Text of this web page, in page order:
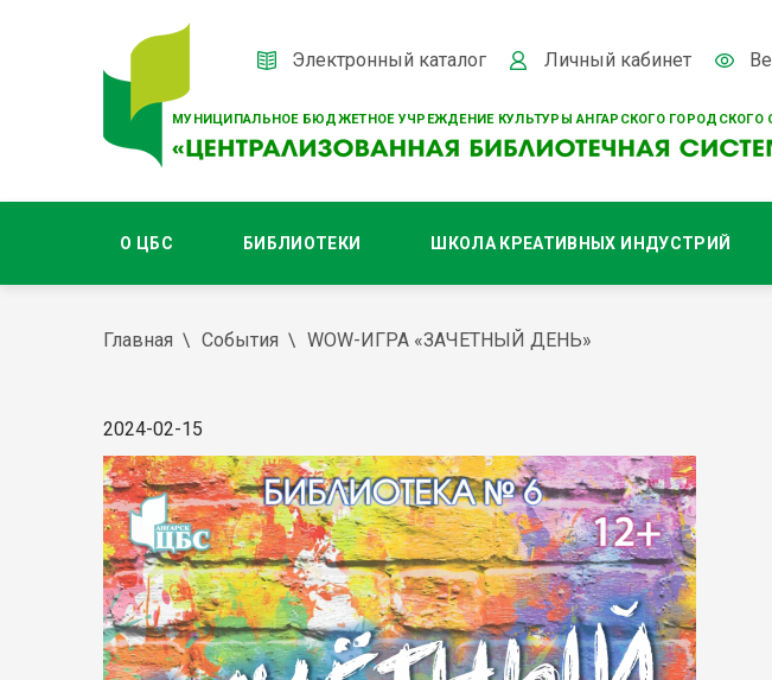
МУНИЦИПАЛЬНОЕ БЮДЖЕТНОЕ УЧРЕЖДЕНИЕ КУЛЬТУРЫ АНГАРСКОГО ГОРОДСКОГО
Электронный каталог Личный кабинет
О ЦБС БИБЛИОТЕКИ ШКОЛА КРЕАТИВНЫХ ИНДУСТРИЙ
Главная События WOW-ИГРА «ЗАЧЕТНЫЙ ДЕНЬ»
2024-02-15